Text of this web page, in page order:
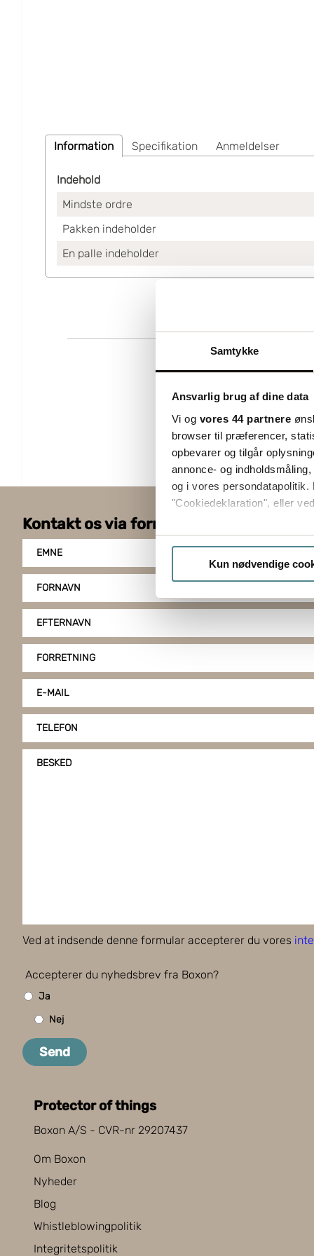
Samtykke
Ansvarlig brug af dine data
Vi og vores 44 partnere
browser til præferencer,
opbevarer og tilgår
annonce- og
og i vores
"Cookiedeklaration", eller
Hvis du tillader det, vil vi
Identificere din
på vores hjemmeside, giver
Kun nødvendige
Information Specifikation Anmeldelser
Indehold
Mindste ordre
Pakken indeholder
En palle indeholder
Kontakt os via formularen
EMNE
FORNAVN
EFTERNAVN
FORRETNING
E-MAIL
TELEFON
BESKED
Ved at indsende denne formular accepterer du vores
Accepterer du nyhedsbrev fra Boxon?
Ja
Nej
Send
Protector of things
Boxon A/S - CVR-nr 29207437
Om Boxon
Nyheder
Blog
Whistleblowingpolitik
Integritetspolitik